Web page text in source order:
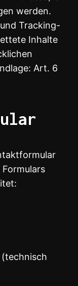
werden.
Tracking-
Inhalte
Art. 6
(technisch